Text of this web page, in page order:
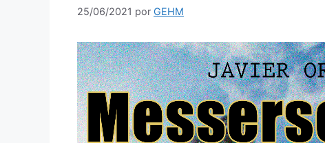
25/06/2021 por GEHM